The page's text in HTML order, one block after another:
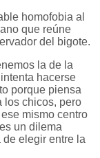
homofobia al
que reúne
del bigote.
la de la
hacerse
porque piensa
los chicos, pero
mismo centro
un dilema
elegir entre la